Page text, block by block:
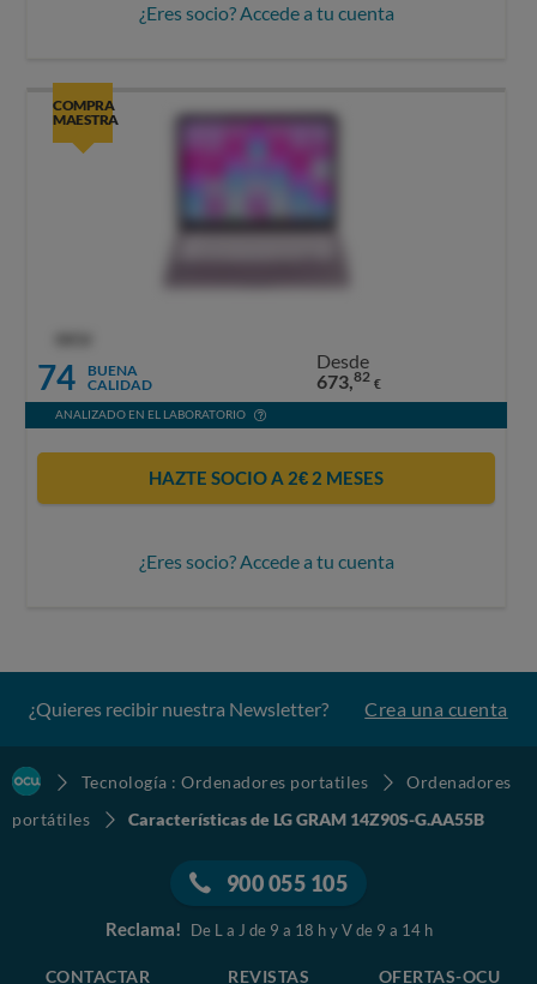
¿Eres socio? Accede a tu cuenta
COMPRA
MAESTRA
74
BUENA
CALIDAD
Desde
673,82 €
ANALIZADO EN EL LABORATORIO
HAZTE SOCIO A 2€ 2 MESES
¿Eres socio? Accede a tu cuenta
¿Quieres recibir nuestra Newsletter? Crea una cuenta
Tecnología : Ordenadores portatiles
Ordenadores
portátiles
Características de LG GRAM 14Z90S-G.AA55B
900 055 105
Reclama! De L a J de 9 a 18 h y V de 9 a 14 h
CONTACTAR REVISTAS OFERTAS-OCU